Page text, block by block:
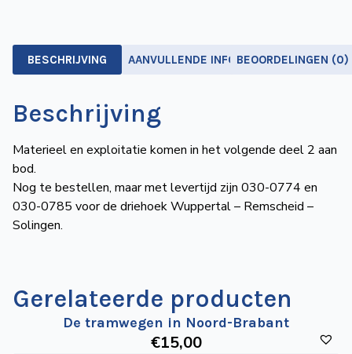
aantal
BESCHRIJVING AANVULLENDE INFORMATIEBEOORDELINGEN (0)
Beschrijving
Materieel en exploitatie komen in het volgende deel 2 aan
bod.
Nog te bestellen, maar met levertijd zijn 030-0774 en
030-0785 voor de driehoek Wuppertal – Remscheid –
Solingen.
Gerelateerde producten
De tramwegen in Noord-Brabant
€15,00